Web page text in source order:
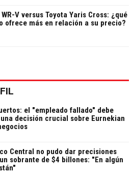
WR-V versus Toyota Yaris Cross: ¿qué
ofrece más en relación a su precio?
el "empleado fallado" debe
decisión crucial sobre Eurnekian
Central no pudo dar precisiones
sobrante de $4 billones: "En algún